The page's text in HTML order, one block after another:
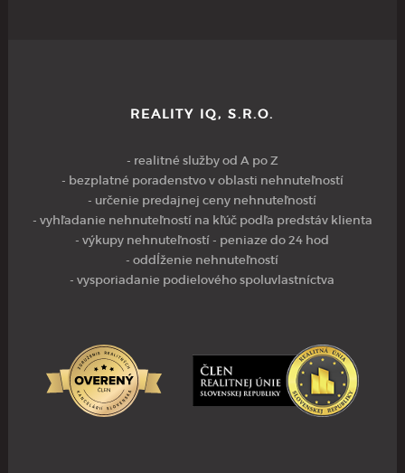
REALITY IQ, S.R.O.
- realitné služby od A po Z
- bezplatné poradenstvo v oblasti nehnuteľností
- určenie predajnej ceny nehnuteľností
- vyhľadanie nehnuteľností na kľúč podľa predstáv klienta
- výkupy nehnuteľností - peniaze do 24 hod
- oddĺženie nehnuteľností
- vysporiadanie podielového spoluvlastníctva